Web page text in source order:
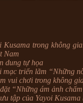
Kusama trong không
Nam
dung tự họa
mạc triển lãm “Những
vui chơi trong không
“Những ám ảnh
tập của Yayoi